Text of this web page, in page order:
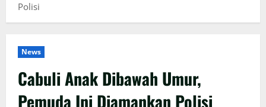
Polisi
News
Cabuli Anak Dibawah Umur,
Pemuda Ini Diamankan Polisi